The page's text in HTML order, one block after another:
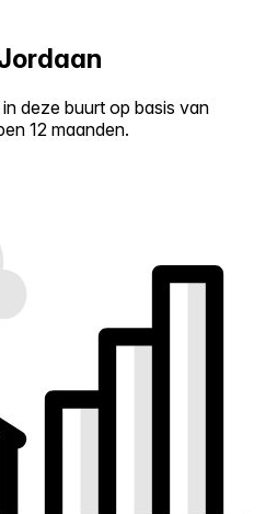
deze buurt op basis van
12 maanden.